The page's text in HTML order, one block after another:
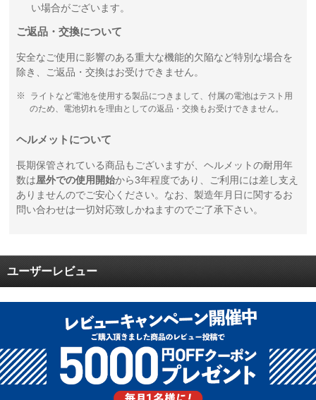
い場合がございます。
ご返品・交換について
安全なご使用に影響のある重大な機能的欠陥など特別な場合を
除き、ご返品・交換はお受けできません。
ライトなど電池を使用する製品につきまして、付属の電池はテスト用
のため、電池切れを理由としての返品・交換もお受けできません。
ヘルメットについて
長期保管されている商品もございますが、ヘルメットの耐用年
数は屋外での使用開始から3年程度であり、ご利用には差し支え
ありませんのでご安心ください。なお、製造年月日に関するお
問い合わせは一切対応致しかねますのでご了承下さい。
ユーザーレビュー